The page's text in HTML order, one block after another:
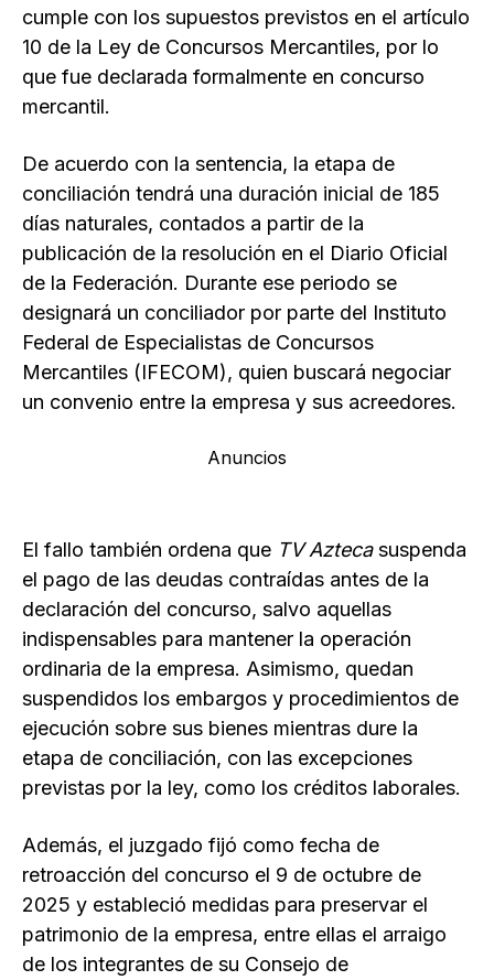
cumple con los supuestos previstos en el artículo
10 de la Ley de Concursos Mercantiles, por lo
que fue declarada formalmente en concurso
mercantil.
De acuerdo con la sentencia, la etapa de
conciliación tendrá una duración inicial de 185
días naturales, contados a partir de la
publicación de la resolución en el Diario Oficial
de la Federación. Durante ese periodo se
designará un conciliador por parte del Instituto
Federal de Especialistas de Concursos
Mercantiles (IFECOM), quien buscará negociar
un convenio entre la empresa y sus acreedores.
Anuncios
El fallo también ordena que TV Aztecasuspenda
el pago de las deudas contraídas antes de la
declaración del concurso, salvo aquellas
indispensables para mantener la operación
ordinaria de la empresa. Asimismo, quedan
suspendidos los embargos y procedimientos de
ejecución sobre sus bienes mientras dure la
etapa de conciliación, con las excepciones
previstas por la ley, como los créditos laborales.
Además, el juzgado fijó como fecha de
retroacción del concurso el 9 de octubre de
2025 y estableció medidas para preservar el
patrimonio de la empresa, entre ellas el arraigo
de los integrantes de su Consejo de